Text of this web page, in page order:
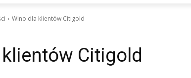
Wino dla klientów Citigold
Citigold